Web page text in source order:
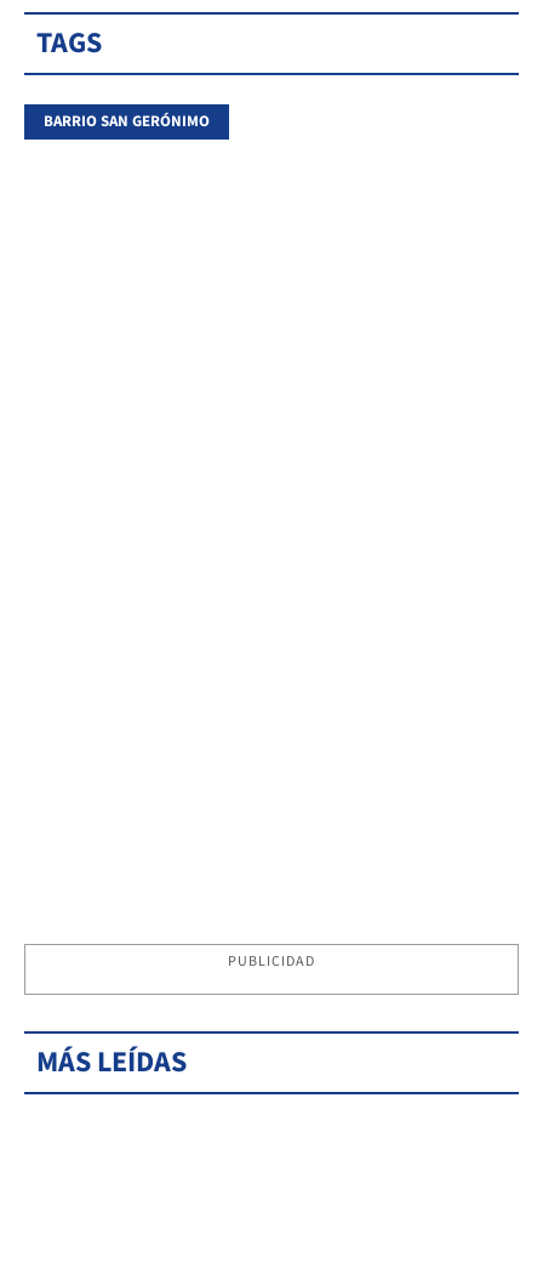
TAGS
BARRIO SAN GERÓNIMO
PUBLICIDAD
MÁS LEÍDAS